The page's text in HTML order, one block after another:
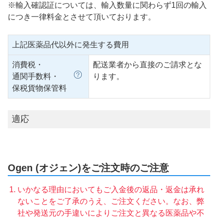
※輸入確認証については、輸入数量に関わらず1回の輸入
につき一律料金とさせて頂いております。
上記医薬品代以外に発生する費用
消費税・
通関手数料・
保税貨物保管料
配送業者から直接のご請求とな
ります。
適応
Ogen (オジェン)をご注文時のご注意
いかなる理由においてもご入金後の返品・返金は承れ
ないことをご了承のうえ、ご注文ください。なお、弊
社や発送元の手違いによりご注文と異なる医薬品や不